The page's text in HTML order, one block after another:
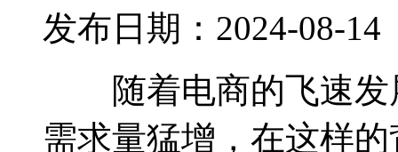
发布日期：2024-08-14
随着电商的飞速发
需求量猛增，在这样